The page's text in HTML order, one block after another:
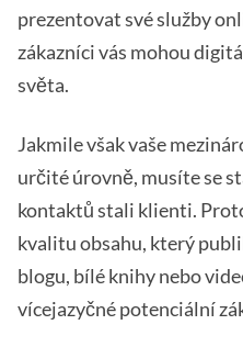
prezentovat své služby
zákazníci vás mohou
světa.
Jakmile však vaše
určité úrovně, musíte se
kontaktů stali klienti.
kvalitu obsahu, který
blogu, bílé knihy nebo
vícejazyčné potenciální